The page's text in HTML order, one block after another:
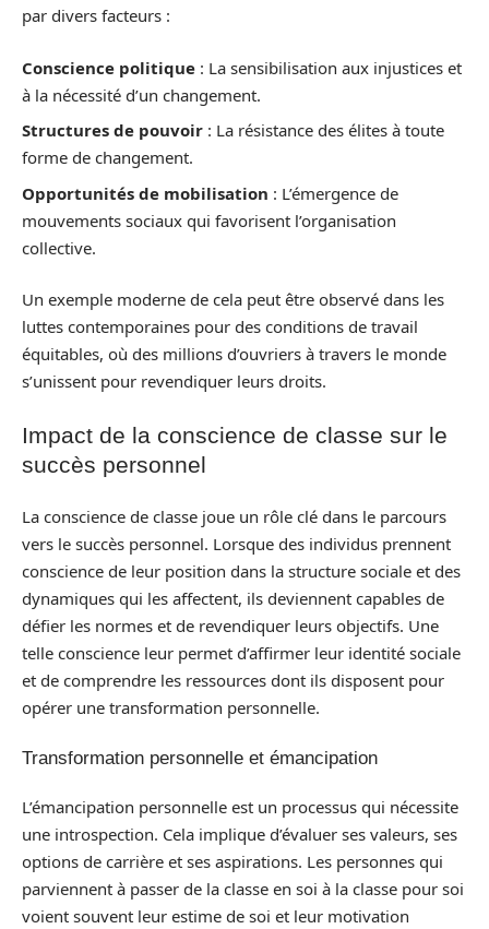
par divers facteurs :
Conscience politique : La sensibilisation aux injustices et
à la nécessité d’un changement.
Structures de pouvoir : La résistance des élites à toute
forme de changement.
Opportunités de mobilisation : L’émergence de
mouvements sociaux qui favorisent l’organisation
collective.
Un exemple moderne de cela peut être observé dans les
luttes contemporaines pour des conditions de travail
équitables, où des millions d’ouvriers à travers le monde
s’unissent pour revendiquer leurs droits.
Impact de la conscience de classe sur le
succès personnel
La conscience de classe joue un rôle clé dans le parcours
vers le succès personnel. Lorsque des individus prennent
conscience de leur position dans la structure sociale et des
dynamiques qui les affectent, ils deviennent capables de
défier les normes et de revendiquer leurs objectifs. Une
telle conscience leur permet d’affirmer leur identité sociale
et de comprendre les ressources dont ils disposent pour
opérer une transformation personnelle.
Transformation personnelle et émancipation
L’émancipation personnelle est un processus qui nécessite
une introspection. Cela implique d’évaluer ses valeurs, ses
options de carrière et ses aspirations. Les personnes qui
parviennent à passer de la classe en soi à la classe pour soi
voient souvent leur estime de soi et leur motivation